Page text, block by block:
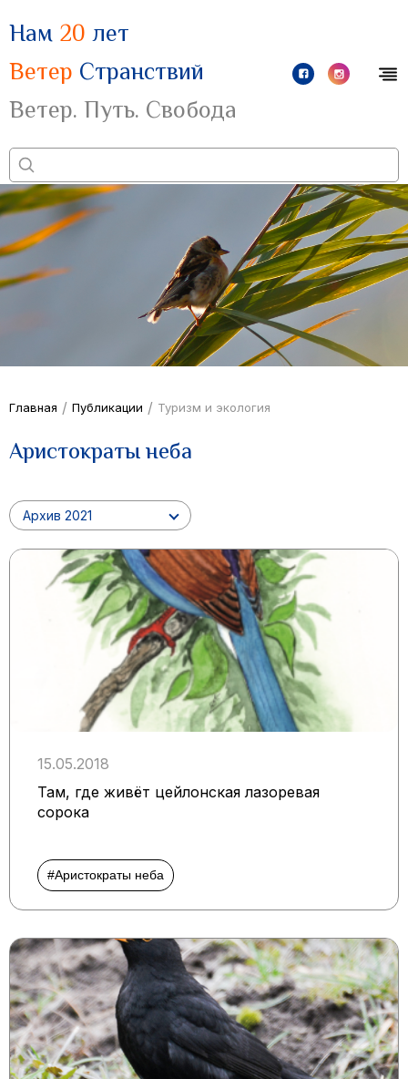
Нам 20 лет
Ветер Странствий
Ветер. Путь. Свобода
Главная / Публикации / Туризм и экология
Аристократы неба
Архив 2021
15.05.2018
Там, где живёт цейлонская лазоревая
сорока
#Аристократы неба